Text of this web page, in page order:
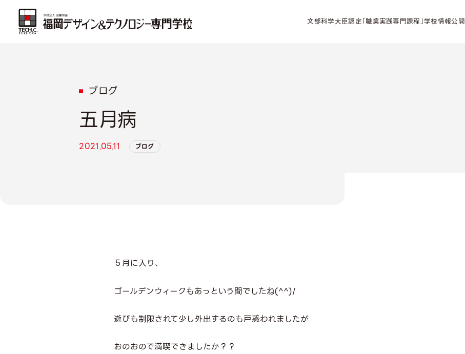
文部科学大臣認定「職業実践専門課程」学校情報公開
ブログ
五月病
2021.05.11 ブログ
５月に入り、
ゴールデンウィークもあっという間でしたね(^^)/
遊びも制限されて少し外出するのも戸惑われましたが
おのおので満喫できましたか？？